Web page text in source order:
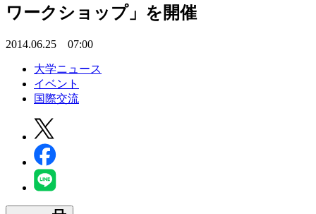
ワークショップ」を開催
2014.06.25 07:00
大学ニュース
イベント
国際交流